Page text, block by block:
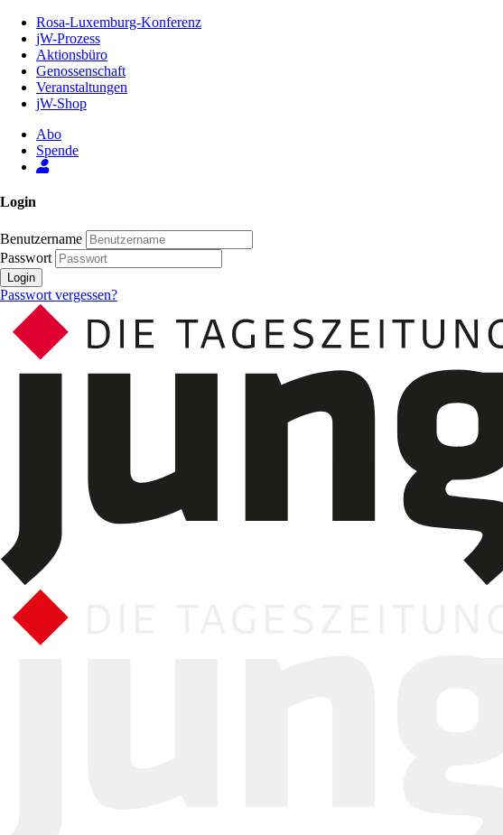
Inhalt
Seite
Rosa-Luxemburg-Konferenz
jW-Prozess
Aktionsbüro
Genossenschaft
Veranstaltungen
jW-Shop
Abo
Spende
Login
Benutzername
Passwort
Login
Passwort vergessen?